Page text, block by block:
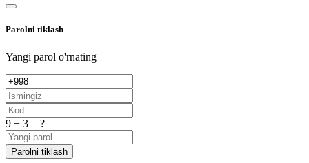
Parolni tiklash
Yangi parol o'rnating
9 + 3 = ?
Parolni tiklash